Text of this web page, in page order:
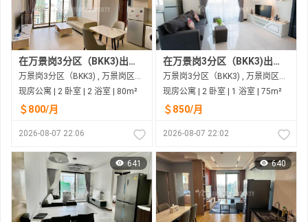
在万景岗3分区（BKK3)出租的现房公寓
万景岗3分区（BKK3) , 万景岗区（BKK) , 金边市
现房公寓 | 2 卧室 | 2 浴室 | 80m²
＄800/月
2026-08-07 22:06
在万景岗3分区（BKK3)出租的现房公寓
万景岗3分区（BKK3) , 万景岗区（BKK) , 金边市
现房公寓 | 2 卧室 | 1 浴室 | 75m²
＄850/月
2026-08-07 22:02
641 640